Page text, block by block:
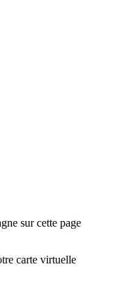
sur cette page
carte virtuelle